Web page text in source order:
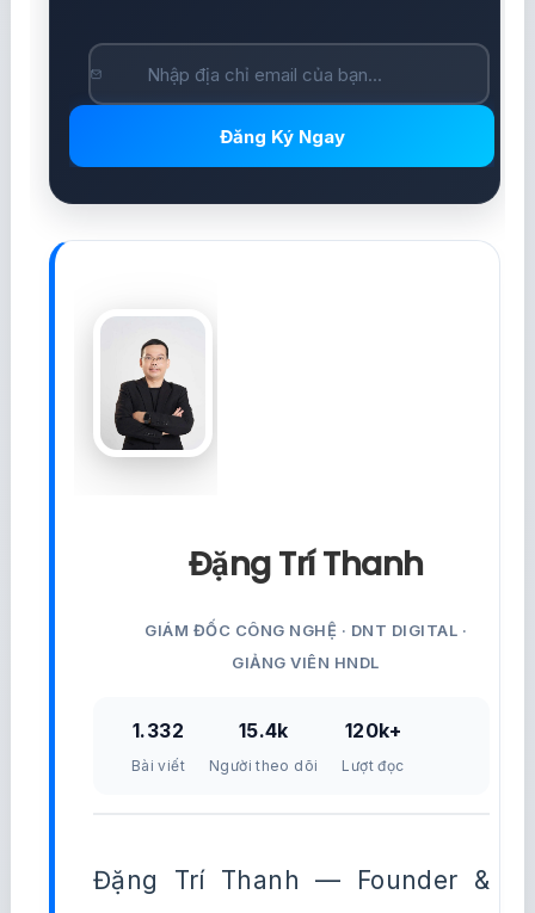
Đăng Ký Ngay
Đặng Trí Thanh
GIÁM ĐỐC CÔNG NGHỆ · DNT DIGITAL ·
GIẢNG VIÊN HNDL
1.332
Bài viết
15.4k
Người theo dõi
120k+
Lượt đọc
Đặng Trí Thanh — Founder &